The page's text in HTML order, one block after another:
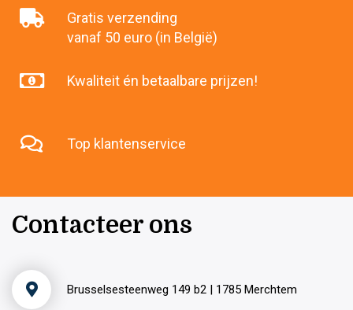
Gratis verzending
vanaf 50 euro (in België)
Kwaliteit én betaalbare prijzen!
Top klantenservice
Contacteer ons
Brusselsesteenweg 149 b2 | 1785 Merchtem